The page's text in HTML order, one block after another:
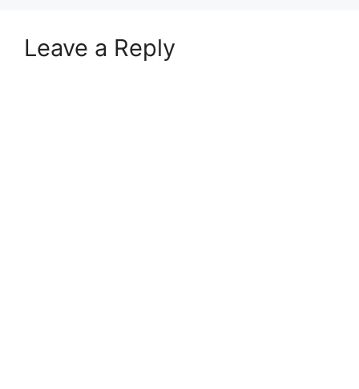
Leave a Reply